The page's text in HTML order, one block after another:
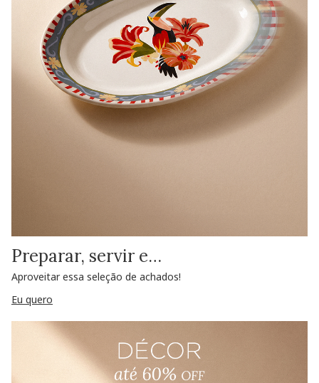
Preparar, servir e…
Aproveitar essa seleção de achados!
Eu quero